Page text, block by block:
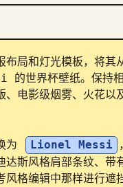
布局和灯光模板，
界杯壁纸。保持相
、电影级烟雾、火花
为 Lionel Messi
达斯风格肩部条纹
风格编辑中那样进行